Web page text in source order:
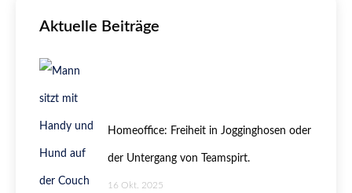
Aktuelle Beiträge
Homeoffice: Freiheit in Jogginghosen oder
der Untergang von Teamspirt.
16 Okt. 2025